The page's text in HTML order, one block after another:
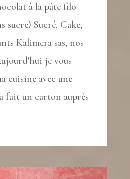
à la pâte filo
sucre) Sucré, Cake,
Kalimera sas, nos
je vous
cuisine avec une
fait un carton auprès